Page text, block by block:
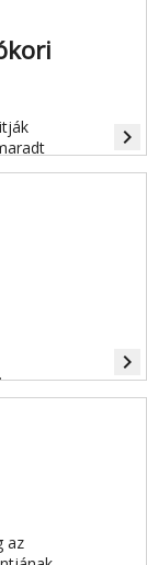
navigate_next
navigate_next
az